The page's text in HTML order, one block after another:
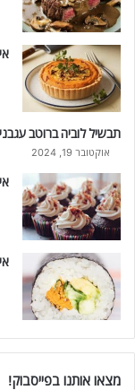
תבשיל לוביה ברוטב
אוקטובר 19, 2024
מצאו אותנו בפייסבוק!